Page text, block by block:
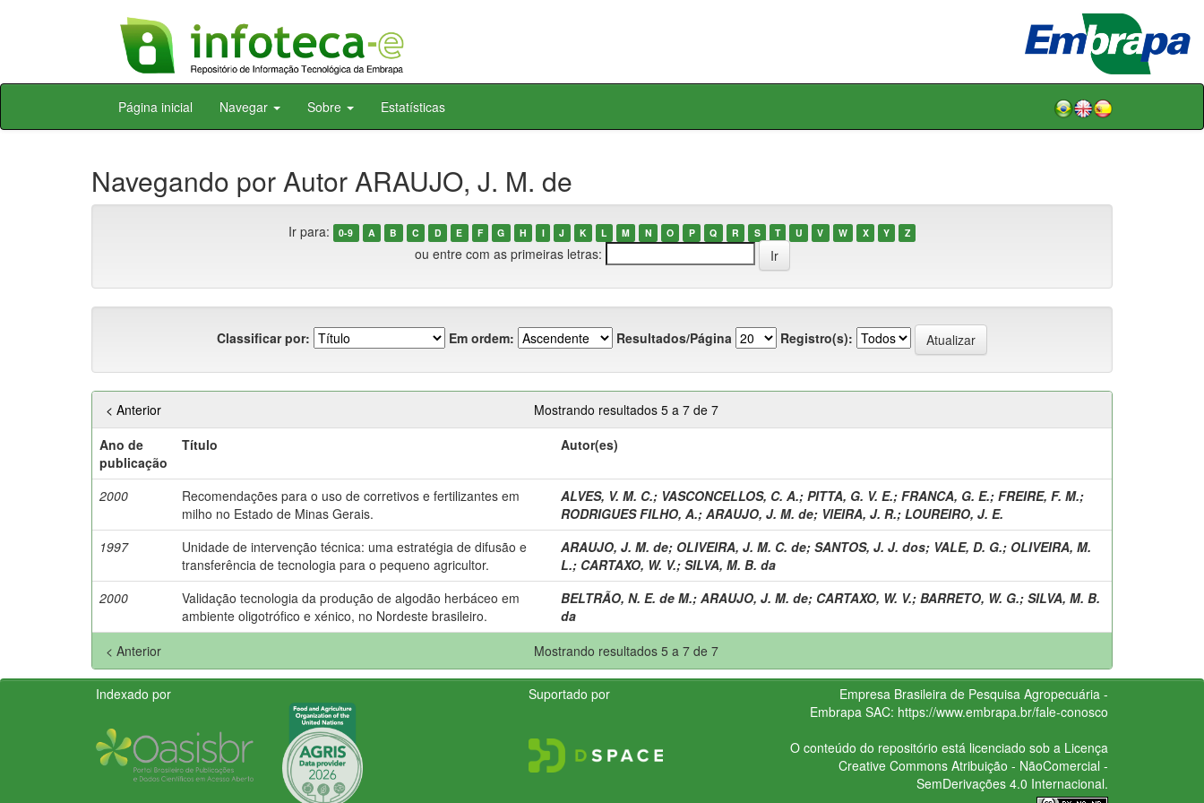
Skip
Página inicial Navegar Sobre Estatísticas
Navegando por Autor ARAUJO, J. M. de
Ir para: 0-9 A B C D E F G H I J K L M N O P Q R S T U V W X Y Z
ou entre com as primeiras letras:
Classificar por: Em ordem: Resultados/Página Registro(s):
Mostrando resultados 5 a 7 de 7
< Anterior
Ano de
publicação
Título Autor(es)
2000
Recomendações para o uso de corretivos e fertilizantes em
milho no Estado de Minas Gerais.
ALVES, V. M. C.; VASCONCELLOS, C. A.; PITTA, G. V. E.; FRANCA, G. E.; FREIRE, F. M.;
RODRIGUES FILHO, A.; ARAUJO, J. M. de; VIEIRA, J. R.; LOUREIRO, J. E.
1997
Unidade de intervenção técnica: uma estratégia de difusão e
transferência de tecnologia para o pequeno agricultor.
ARAUJO, J. M. de; OLIVEIRA, J. M. C. de; SANTOS, J. J. dos; VALE, D. G.; OLIVEIRA, M.
L.; CARTAXO, W. V.; SILVA, M. B. da
2000
Validação tecnologia da produção de algodão herbáceo em
ambiente oligotrófico e xénico, no Nordeste brasileiro.
BELTRÃO, N. E. de M.; ARAUJO, J. M. de; CARTAXO, W. V.; BARRETO, W. G.; SILVA, M. B.
da
Mostrando resultados 5 a 7 de 7
< Anterior
Indexado por Suportado por
Empresa Brasileira de Pesquisa Agropecuária -
Embrapa SAC: https://www.embrapa.br/fale-conosco
O conteúdo do repositório está licenciado sob a Licença
Creative CommonsAtribuição - NãoComercial -
SemDerivações 4.0 Internacional.